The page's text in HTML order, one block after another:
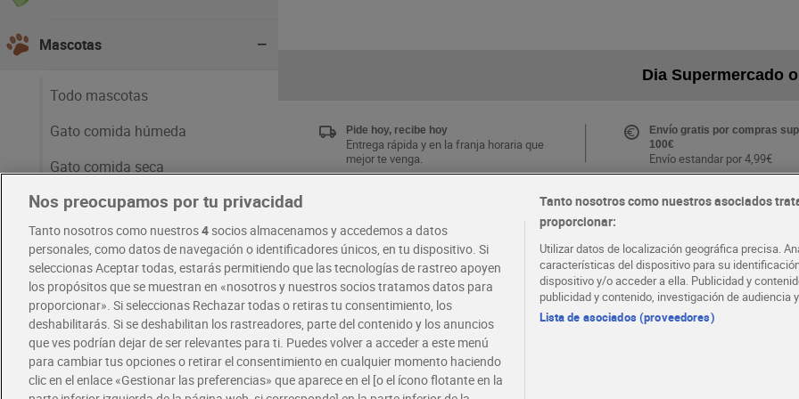
Mascotas
Todo mascotas
Gato comida húmeda
Gato comida seca
Gato snacks y cuidado
Perro comida húmeda
Perro comida seca
Perro snacks y cuidado
Dia Supermercado
Pide hoy, recibe hoy
Entrega rápida y en la franja horaria que
mejor te venga.
Envío gratis por compras
100€
Envío estandar por 4,99€
Disfruta las ventajas y ofertas
exclusivas.
Descárgate la APP Dia
tu tienda más cercana
RECETAS · COMER MEJOR CADA DIA
Nos preocupamos por tu privacidad
Tanto nosotros como nuestros4socios almacenamos y accedemos a datos
personales, como datos de navegación o identificadores únicos, en tu dispositivo. Si
seleccionas Aceptar todas, estarás permitiendo que las tecnologías de rastreo apoyen
los propósitos que se muestran en «nosotros y nuestros socios tratamos datos para
proporcionar». Si seleccionas Rechazar todas o retiras tu consentimiento, los
deshabilitarás. Si se deshabilitan los rastreadores, parte del contenido y los anuncios
que ves podrían dejar de ser relevantes para ti. Puedes volver a acceder a este menú
para cambiar tus opciones o retirar el consentimiento en cualquier momento haciendo
clic en el enlace «Gestionar las preferencias» que aparece en el [o el ícono flotante en la
Tanto nosotros como nuestros asociados
proporcionar:
Utilizar datos de localización geográfica precisa.
características del dispositivo para su
dispositivo y/o acceder a ella. Publicidad y
publicidad y contenido, investigación de audiencia
Lista de asociados (proveedores)